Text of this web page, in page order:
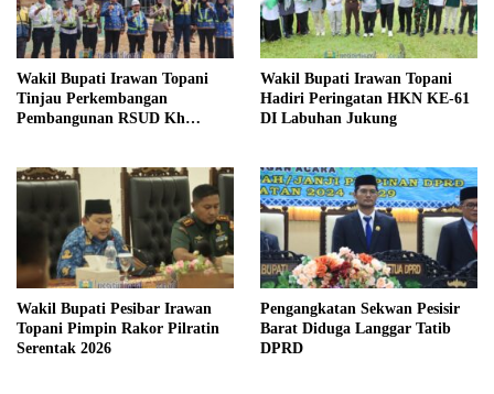
Wakil Bupati Irawan Topani
Tinjau Perkembangan
Pembangunan RSUD Kh
Wakil Bupati Irawan Topani
Hadiri Peringatan HKN KE-61
DI Labuhan Jukung
Wakil Bupati Pesibar Irawan
Topani Pimpin Rakor Pilratin
Serentak 2026
Pengangkatan Sekwan Pesisir
Barat Diduga Langgar Tatib
DPRD